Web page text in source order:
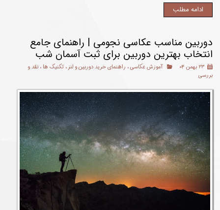
ادامه مطلب
دوربین مناسب عکاسی نجومی | راهنمای جامع
انتخاب بهترین دوربین برای ثبت آسمان شب
۲۳ بهمن ۰۴ آموزش عکاسی، راهنمای خرید دوربین و لنز، تکنیک ها ، نقد و
بررسی